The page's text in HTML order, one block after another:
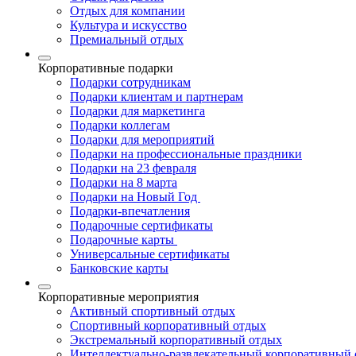
Отдых для компании
Культура и искусство
Премиальный отдых
Корпоративные подарки
Подарки сотрудникам
Подарки клиентам и партнерам
Подарки для маркетинга
Подарки коллегам
Подарки для мероприятий
Подарки на профессиональные праздники
Подарки на 23 февраля
Подарки на 8 марта
Подарки на Новый Год
Подарки-впечатления
Подарочные сертификаты
Подарочные карты
Универсальные сертификаты
Банковские карты
Корпоративные мероприятия
Активный спортивный отдых
Спортивный корпоративный отдых
Экстремальный корпоративный отдых